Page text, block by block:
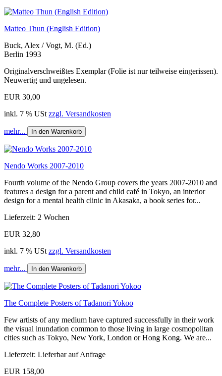
Matteo Thun (English Edition)
Buck, Alex / Vogt, M. (Ed.)
Berlin 1993
Originalverschweißtes Exemplar (Folie ist nur teilweise eingerissen).
Neuwertig und ungelesen.
EUR 30,00
inkl. 7 % USt zzgl. Versandkosten
mehr... In den Warenkorb
Nendo Works 2007-2010
Fourth volume of the Nendo Group covers the years 2007-2010 and
features a design for a parent and child café in Tokyo, an interior
design for a mental health clinic in Akasaka, a book series for...
Lieferzeit: 2 Wochen
EUR 32,80
inkl. 7 % USt zzgl. Versandkosten
mehr... In den Warenkorb
The Complete Posters of Tadanori Yokoo
Few artists of any medium have captured successfully in their work
the visual inundation common to those living in large cosmopolitan
cities such as Tokyo, New York, London or Hong Kong. We are...
Lieferzeit: Lieferbar auf Anfrage
EUR 158,00